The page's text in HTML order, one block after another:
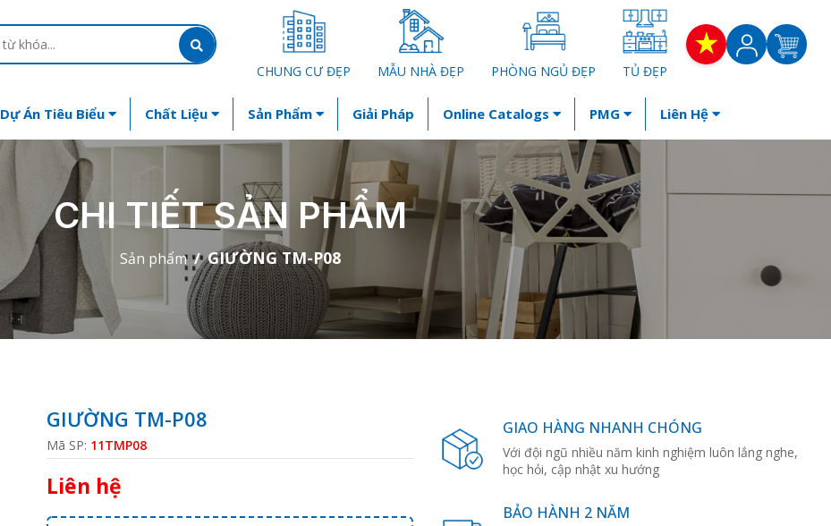
CHUNG CƯ ĐẸP MẪU NHÀ ĐẸP PHÒNG NGỦ ĐẸP TỦ ĐẸP
Dự Án Tiêu Biểu Chất Liệu Sản Phẩm Giải Pháp Online Catalogs PMG Liên Hệ
CHI TIẾT SẢN PHẨM
Sản phẩm GIƯỜNG TM-P08
GIƯỜNG TM-P08
Mã SP: 11TMP08
Liên hệ
GIAO HÀNG NHANH CHÓNG
Với đội ngũ nhiều năm kinh nghiệm luôn lắng nghe,
học hỏi, cập nhật xu hướng
BẢO HÀNH 2 NĂM